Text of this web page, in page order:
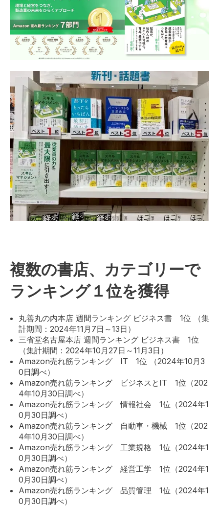
複数の書店、カテゴリーで
ランキング１位を獲得
丸善丸の内本店 週間ランキング ビジネス書 1位 （集
計期間：2024年11月7日～13日）
三省堂名古屋本店 週間ランキング ビジネス書 1位
（集計期間：2024年10月27日～11月3日）
Amazon売れ筋ランキング IT 1位 （2024年10月3
0日調べ）
Amazon売れ筋ランキング ビジネスとIT 1位（202
4年10月30日調べ）
Amazon売れ筋ランキング 情報社会 1位（2024年1
0月30日調べ）
Amazon売れ筋ランキング 自動車・機械 1位（202
4年10月30日調べ）
Amazon売れ筋ランキング 工業規格 1位（2024年1
0月30日調べ）
Amazon売れ筋ランキング 経営工学 1位（2024年1
0月30日調べ）
Amazon売れ筋ランキング 品質管理 1位（2024年1
0月30日調べ）